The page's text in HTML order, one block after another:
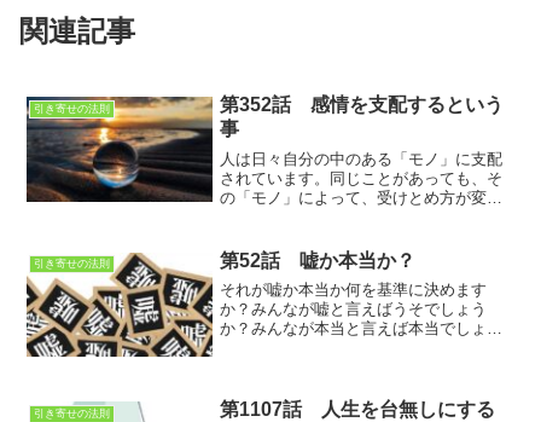
関連記事
引き寄せの法則
第352話 感情を支配するという
事
人は日々自分の中のある「モノ」に支配
されています。同じことがあっても、そ
の「モノ」によって、受けとめ方が変わ
わけです。
引き寄せの法則 第52話 嘘か本当か？
それが嘘か本当か何を基準に決めます
か？みんなが嘘と言えばうそでしょう
か？みんなが本当と言えば本当でしょう
引き寄せの法則
第1107話 人生を台無しにする